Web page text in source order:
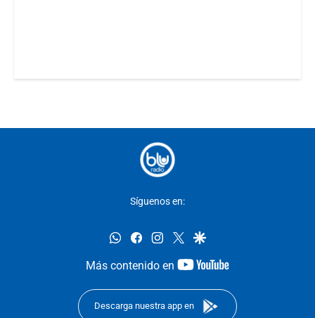
Síguenos en:
whatsappfacebookinstagram
twittergoogle
Más contenido en
youtube-
Descarga nuestra app en